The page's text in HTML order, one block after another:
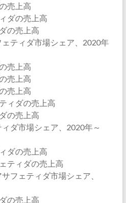
売上高
ダの売上高
の売上高
ェティダ市場シェア、2020年
売上高
売上高
売上高
ィダの売上高
の売上高
ダ市場シェア、2020年～
ダの売上高
ティダの売上高
フェティダ市場シェア、
の売上高